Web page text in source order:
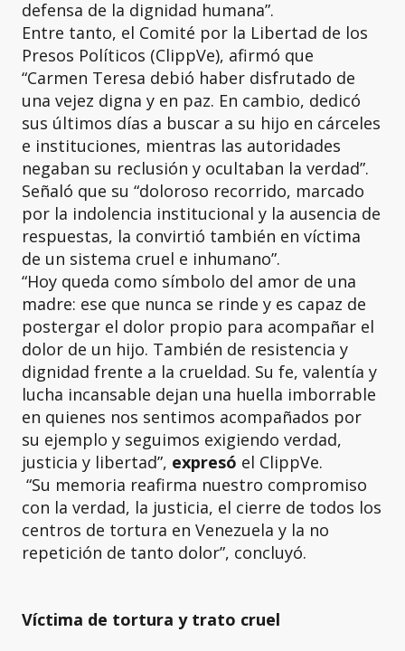
defensa de la dignidad humana”.
Entre tanto, el Comité por la Libertad de los
Presos Políticos (ClippVe), afirmó que
“Carmen Teresa debió haber disfrutado de
una vejez digna y en paz. En cambio, dedicó
sus últimos días a buscar a su hijo en cárceles
e instituciones, mientras las autoridades
negaban su reclusión y ocultaban la verdad”.
Señaló que su “doloroso recorrido, marcado
por la indolencia institucional y la ausencia de
respuestas, la convirtió también en víctima
de un sistema cruel e inhumano”.
“Hoy queda como símbolo del amor de una
madre: ese que nunca se rinde y es capaz de
postergar el dolor propio para acompañar el
dolor de un hijo. También de resistencia y
dignidad frente a la crueldad. Su fe, valentía y
lucha incansable dejan una huella imborrable
en quienes nos sentimos acompañados por
su ejemplo y seguimos exigiendo verdad,
justicia y libertad”, expresó el ClippVe.
“Su memoria reafirma nuestro compromiso
con la verdad, la justicia, el cierre de todos los
centros de tortura en Venezuela y la no
repetición de tanto dolor”, concluyó.
Víctima de tortura y trato cruel